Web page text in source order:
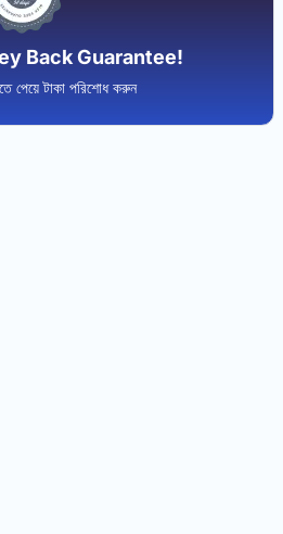
Back Guarantee!
পেয়ে টাকা পরিশোধ করুন